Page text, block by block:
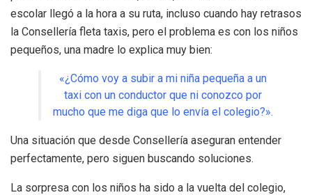
escolar llegó a la hora a su ruta, incluso cuando hay retrasos
la Consellería fleta taxis, pero el problema es con los niños
pequeños, una madre lo explica muy bien:
«¿Cómo voy a subir a mi niña pequeña a un
taxi con un conductor que ni conozco por
mucho que me diga que lo envía el colegio?».
Una situación que desde Consellería aseguran entender
perfectamente, pero siguen buscando soluciones.
La sorpresa con los niños ha sido a la vuelta del colegio,